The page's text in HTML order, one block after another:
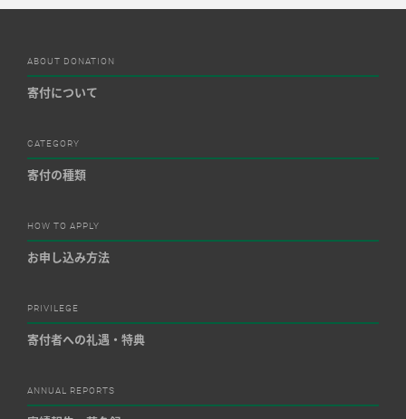
ABOUT DONATION
寄付について
CATEGORY
寄付の種類
HOW TO APPLY
お申し込み方法
PRIVILEGE
寄付者への礼遇・特典
ANNUAL REPORTS